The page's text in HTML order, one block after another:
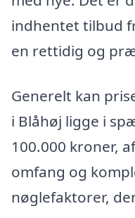
indhentet tilbud
en rettidig og
Generelt kan
i Blåhøj ligge i
100.000 kroner,
omfang og
nøglefaktorer,